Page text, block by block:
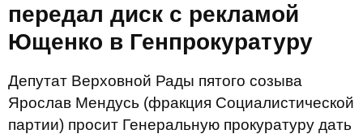
передал диск с рекламой
Ющенко в Генпрокуратуру
Депутат Верховной Рады пятого созыва
Ярослав Мендусь (фракция Социалистической
партии) просит Генеральную прокуратуру дать